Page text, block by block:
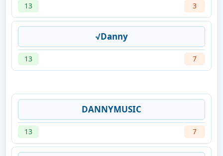
13 3
√Danny
13 7
DANNYMUSIC
13 7